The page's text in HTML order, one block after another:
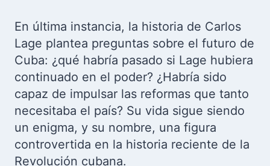
En última instancia, la historia de Carlos
Lage plantea preguntas sobre el futuro de
Cuba: ¿qué habría pasado si Lage hubiera
continuado en el poder? ¿Habría sido
capaz de impulsar las reformas que tanto
necesitaba el país? Su vida sigue siendo
un enigma, y su nombre, una figura
controvertida en la historia reciente de la
Revolución cubana.